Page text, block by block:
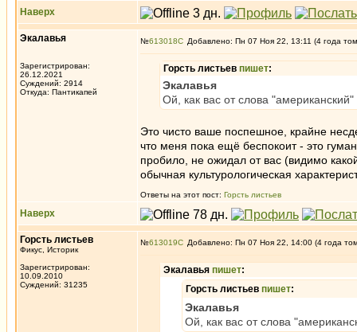
Наверх
Экалавья
Зарегистрирован:
26.12.2021
Суждений: 2914
Откуда: Пантикапей
№613018 Добавлено: Пн 07 Ноя 22, 13:11 (4 года
Горсть листьев пишет:
Экалавья
Ой, как вас от слова
Это чисто ваше поспешное, крайне
что меня пока ещё беспокоит - это
пробило, не ожидал от вас (видимо
обычная культурологическая
Ответы на этот пост: Горсть листьев
Наверх
Горсть листьев
Фикус, Историк
Зарегистрирован:
10.09.2010
Суждений: 31235
№613019 Добавлено: Пн 07 Ноя 22, 14:00 (4 года
Экалавья пишет:
Горсть листьев пишет:
Экалавья
Ой, как вас от слова